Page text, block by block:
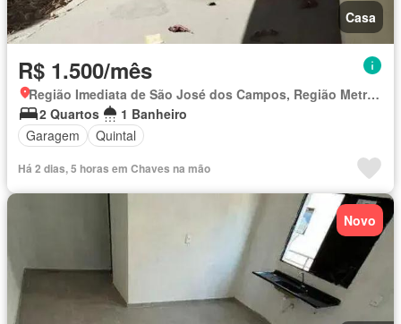
Casa
R$ 1.500/mês
Região Imediata de São José dos Campos, Região Metropolitana do Vale do Paraíba e Litoral Norte
2 Quartos
1 Banheiro
Garagem
Quintal
Há 2 dias, 5 horas em Chaves na mão
Novo